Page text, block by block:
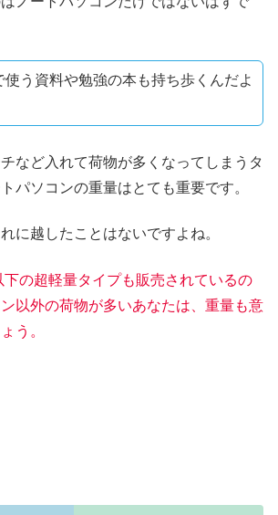
使う資料や勉強の本も持ち歩くんだよ
など入れて荷物が多くなってしまうタ
パソコンの重量はとても重要です。
に越したことはないですよね。
の超軽量タイプも販売されているの
以外の荷物が多いあなたは、重量も意
う。